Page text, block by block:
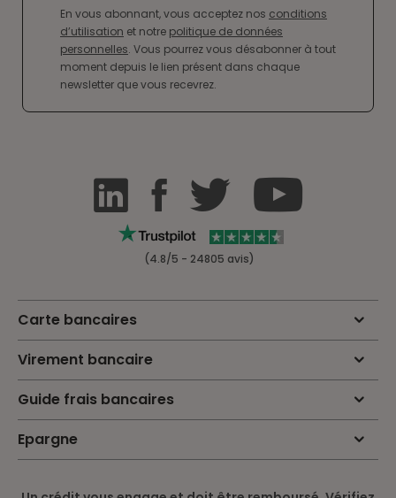
En vous abonnant, vous acceptez nos conditions
d’utilisation et notre politique de données
personnelles. Vous pourrez vous désabonner à tout
moment depuis le lien présent dans chaque
newsletter que vous recevrez.
(4.8/5 - 24805 avis)
Carte bancaires
Virement bancaire
Guide frais bancaires
Epargne